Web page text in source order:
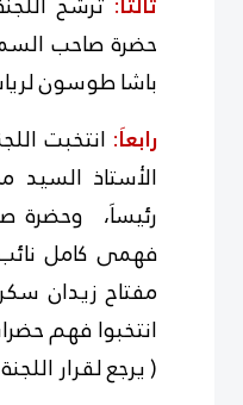
حضرة صاحب
باشا طوسون
رابعاَ: انتخبت
الأستاذ السيد
رئيساَ، وحضرة
فهمى كامل
مفتاح زيدان
انتخبوا فهم
( يرجع لقرار